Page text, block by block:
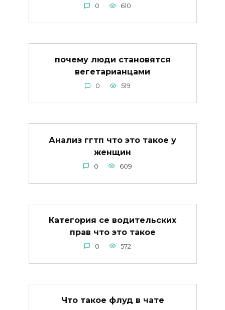
0 610
почему люди становятся
вегетарианцами
0 519
Анализ ггтп что это такое у
женщин
0 609
Категория се водительских
прав что это такое
0 572
Что такое флуд в чате